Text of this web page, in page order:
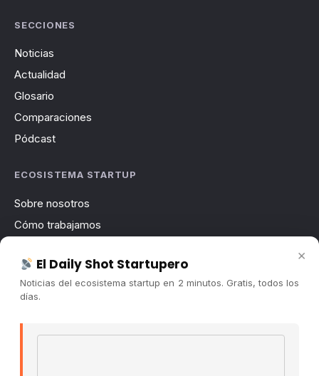
SECCIONES
Noticias
Actualidad
Glosario
Comparaciones
Pódcast
ECOSISTEMA STARTUP
Sobre nosotros
Cómo trabajamos
Contacto
Publicidad
×
El Daily Shot Startupero
Noticias del ecosistema startup en 2 minutos. Gratis, todos los
días.